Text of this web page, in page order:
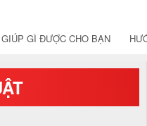
GÌ ĐƯỢC CHO BẠN